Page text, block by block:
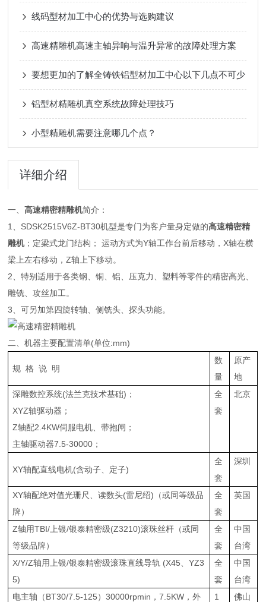
线码型材加工中心的优势与选购建议
高速精雕机高速主轴异响与温升异常的故障处理方案
要想更加的了解全铸铁铝型材加工中心以下几点不可少
铝型材精雕机真空系统故障处理技巧
小型精雕机需要注意哪几个点？
详细介绍
一、高速精密精雕机简介：
1、SDSK2515V6Z-BT30机型是专门为客户量身定做的高速精密精
雕机；定梁式龙门结构； 运动方式为Y轴工作台前后移动，X轴在横
梁上左右移动，Z轴上下移动。
2、特别适用于各类钢、铜、铝、压克力、塑料等零件的精密高光、
雕铣、攻丝加工。
3、可另加第四旋转轴、侧铣头、探头功能。
二、机器主要配置清单(单位:mm)
规 格 说 明
数
量
原产
地
深雕数控系统(法兰克技术基础)；
XYZ轴驱动器；
Z轴配2.4KW伺服电机、带抱闸；
主轴驱动器7.5-30000；
全
套
北京
XY轴配直线电机(含动子、定子)
全
套
深圳
XY轴配绝对值光珊尺、读数头(雷尼绍)（或同等级品
牌）
全
套
英国
Z轴用TBI/上银/银泰精密级(Z3210)滚珠丝杆（或同
等级品牌）
全
套
中国
台湾
X/Y/Z轴用上银/银泰精密级滚珠直线导轨 (X45、YZ3
5)
全
套
中国
台湾
电主轴（BT30/7.5-125）30000rpmin，7.5KW，外
1
佛山